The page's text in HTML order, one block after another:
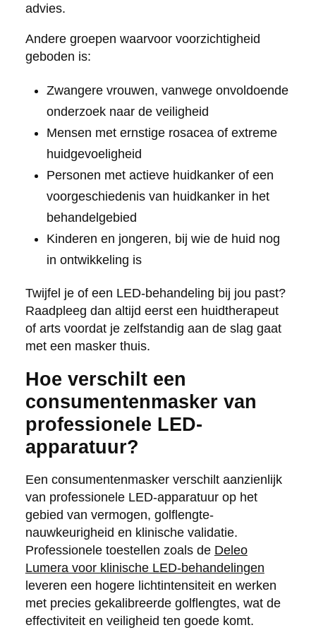
advies.
Andere groepen waarvoor voorzichtigheid
geboden is:
Zwangere vrouwen, vanwege onvoldoende
onderzoek naar de veiligheid
Mensen met ernstige rosacea of extreme
huidgevoeligheid
Personen met actieve huidkanker of een
voorgeschiedenis van huidkanker in het
behandelgebied
Kinderen en jongeren, bij wie de huid nog
in ontwikkeling is
Twijfel je of een LED-behandeling bij jou past?
Raadpleeg dan altijd eerst een huidtherapeut
of arts voordat je zelfstandig aan de slag gaat
met een masker thuis.
Hoe verschilt een
consumentenmasker van
professionele LED-
apparatuur?
Een consumentenmasker verschilt aanzienlijk
van professionele LED-apparatuur op het
gebied van vermogen, golflengte-
nauwkeurigheid en klinische validatie.
Professionele toestellen zoals de Deleo
Lumera voor klinische LED-behandelingen
leveren een hogere lichtintensiteit en werken
met precies gekalibreerde golflengtes, wat de
effectiviteit en veiligheid ten goede komt.